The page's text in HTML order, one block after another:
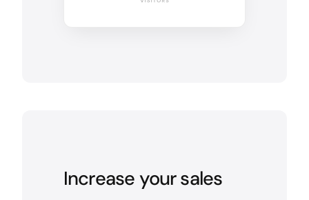
Increase your sales